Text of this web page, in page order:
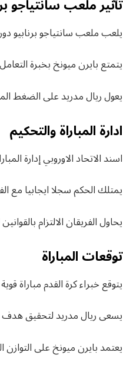
تأثير ملعب سانتياجو
يلعب ملعب سانتياجو برنابيو
يتمتع بايرن ميونخ بخبرة
يعول ريال مدريد على الضغط
ادارة المباراة والتحكيم
اسند الاتحاد الاوروبي إدارة
يمتلك الحكم سجلا ايجابيا مع
يحاول الفريقان الالتزام
توقعات المباراة
يتوقع خبراء كرة القدم مباراة
يسعى ريال مدريد لتحقيق هدف
يعتمد بايرن ميونخ على